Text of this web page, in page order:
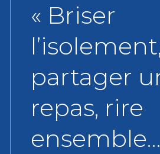
« Briser
l’isolement,
partager
repas, rire